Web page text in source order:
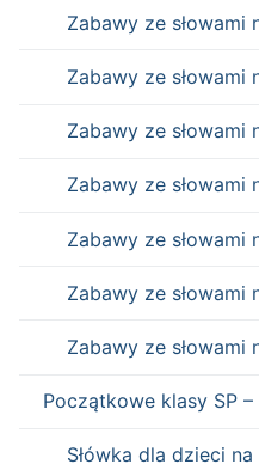
Zabawy ze słowami
Zabawy ze słowami
Zabawy ze słowami
Zabawy ze słowami
Zabawy ze słowami
Zabawy ze słowami
Zabawy ze słowami
Początkowe klasy SP
Słówka dla dzieci na